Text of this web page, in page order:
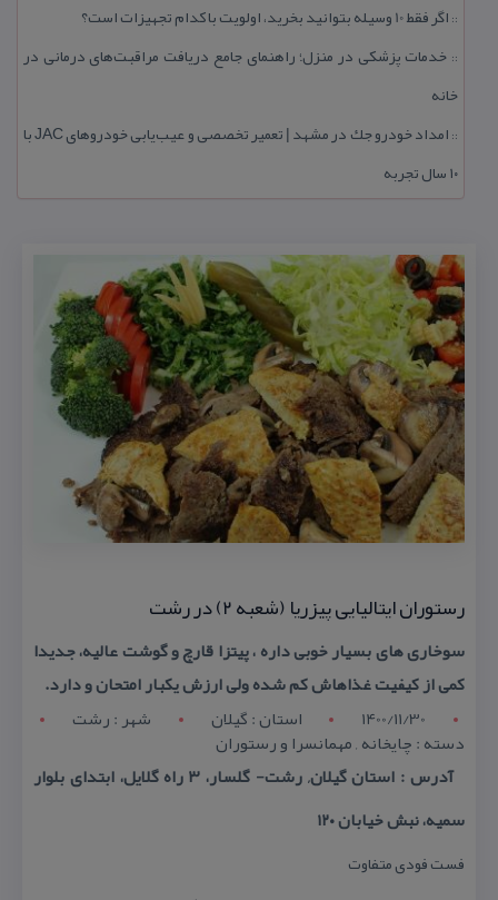
:: اگر فقط 10 وسیله بتوانید بخرید، اولویت با كدام تجهیزات است؟
:: خدمات پزشكی در منزل؛ راهنمای جامع دریافت مراقبت‌های درمانی در
خانه
::
امداد خودرو جك در مشهد | تعمیر تخصصی و عیب‌یابی خودروهای JAC با
۱۰ سال تجربه
رستوران ایتالیایی پیزریا (شعبه ۲) در رشت
سوخاری های بسیار خوبی داره ، پیتزا قارچ و گوشت عالیه، جدیدا
كمی از كیفیت غذاهاش كم شده ولی ارزش یكبار امتحان و دارد.
1400/11/30
استان : گيلان شهر : رشت
دسته : چایخانه , مهمانسرا و رستوران
آدرس : استان گیلان, رشت- گلسار، ۳ راه گلایل، ابتدای بلوار
سمیه، نبش خیابان ۱۲۰
فست فودی متفاوت